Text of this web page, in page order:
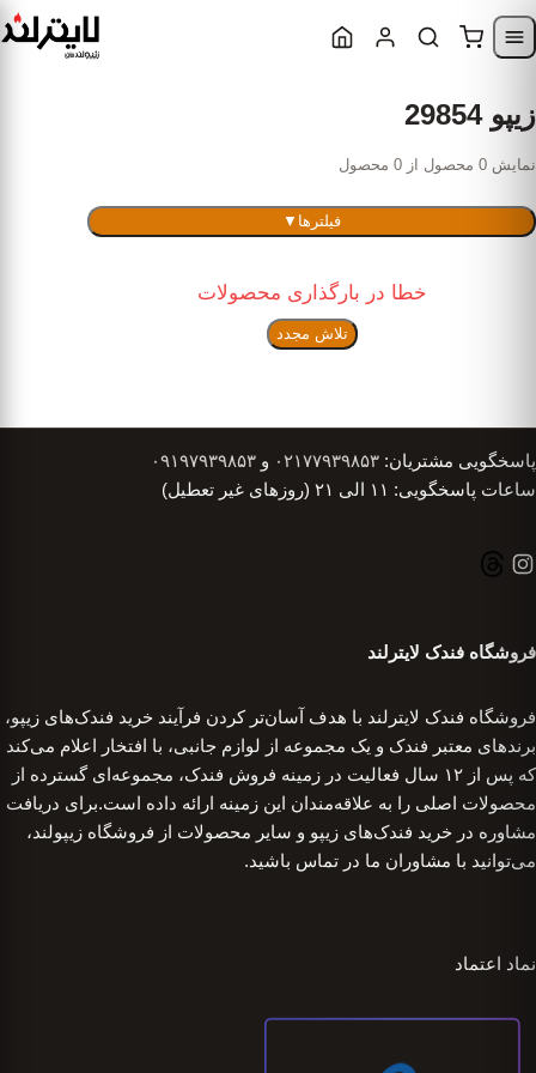
Skip to navigation
زیپو 29854
نمایش 0 محصول از 0 محصول
فیلترها ▼
خطا در بارگذاری محصولات
تلاش مجدد
پاسخگویی مشتریان: ۰۲۱۷۷۹۳۹۸۵۳ و ۰۹۱۹۷۹۳۹۸۵۳
ساعات پاسخگویی: ۱۱ الی ۲۱ (روزهای غیر تعطیل)
فروشگاه فندک لایترلند
فروشگاه فندک لایترلند با هدف آسان‌تر کردن فرآیند خرید فندک‌های زیپو،
برندهای معتبر فندک و یک مجموعه از لوازم جانبی، با افتخار اعلام می‌کند
که پس از ۱۲ سال فعالیت در زمینه فروش فندک، مجموعه‌ای گسترده از
محصولات اصلی را به علاقه‌مندان این زمینه ارائه داده است.برای دریافت
مشاوره در خرید فندک‌های زیپو و سایر محصولات از فروشگاه زیپولند،
می‌توانید با مشاوران ما در تماس باشید.
نماد اعتماد